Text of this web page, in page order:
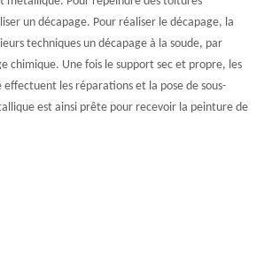
un décapage. Pour réaliser le décapage, la
techniques un décapage à la soude, par
chimique. Une fois le support sec et propre, les
effectuent les réparations et la pose de sous-
est ainsi prête pour recevoir la peinture de